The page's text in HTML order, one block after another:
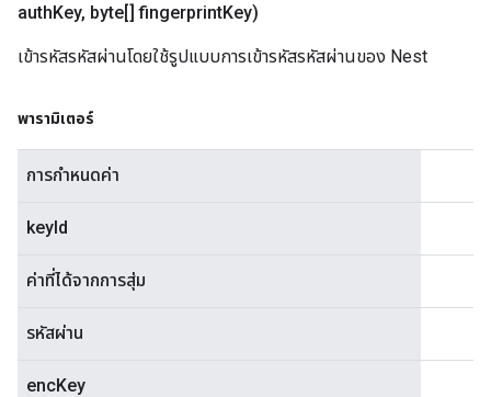
authKey, byte[] fingerprintKey)
เข้ารหัสรหัสผ่านโดยใช้รูปแบบการเข้ารหัสรหัสผ่านของ Nest
พารามิเตอร์
การกำหนดค่า
keyId
ค่าที่ได้จากการสุ่ม
รหัสผ่าน
encKey